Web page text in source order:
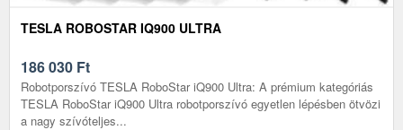
TESLA ROBOSTAR IQ900 ULTRA
186 030 Ft
Robotporszívó TESLA RoboStar iQ900 Ultra: A prémium kategóriás
TESLA RoboStar iQ900 Ultra robotporszívó egyetlen lépésben ötvözi
a nagy szívóteljes...